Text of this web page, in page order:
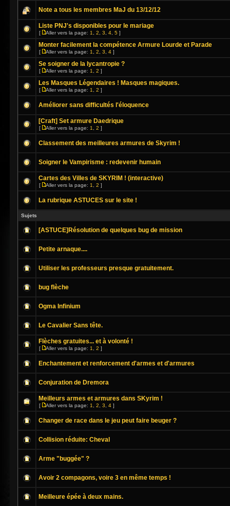
Note a tous les membres MaJ du 13/12/12
Liste PNJ's disponibles pour le mariage
[ Aller vers la page: 1 2 3 4 5 ]
Monter facilement la compétence Armure Lourde et Parade
[ Aller vers la page: 1 2 3 4 ]
Se soigner de la lycantropie ?
[ Aller vers la page: 1 2 ]
Les Masques Légendaires ! Masques magiques.
[ Aller vers la page: 1 2 ]
Améliorer sans difficultés l'éloquence
[Craft] Set armure Daedrique
[ Aller vers la page: 1 2 ]
Classement des meilleures armures de Skyrim !
Soigner le Vampirisme : redevenir humain
Cartes des Villes de SKYRIM ! (interactive)
[ Aller vers la page: 1 2 ]
La rubrique ASTUCES sur le site !
Sujets
[ASTUCE]Résolution de quelques bug de mission
Petite arnaque....
Utiliser les professeurs presque gratuitement.
bug flèche
Ogma Infinium
Le Cavalier Sans tête.
Flèches gratuites... et à volonté !
[ Aller vers la page: 1 2 ]
Enchantement et renforcement d'armes et d'armures
Conjuration de Dremora
Meilleurs armes et armures dans SKyrim !
[ Aller vers la page: 1 2 3 4 ]
Changer de race dans le jeu peut faire beuger ?
Collision réduite: Cheval
Arme "buggée" ?
Avoir 2 compagons, voire 3 en même temps !
Meilleure épée à deux mains.